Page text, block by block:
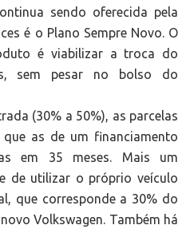
sendo oferecida pela
é o Plano Sempre Novo. O
é viabilizar a troca do
sem pesar no bolso do
(30% a 50%), as parcelas
as de um financiamento
em 35 meses. Mais um
de utilizar o próprio veículo
que corresponde a 30% do
Volkswagen. Também há